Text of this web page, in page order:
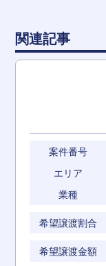
関連記事
案件番号
エリア
業種
希望譲渡割合
希望譲渡金額